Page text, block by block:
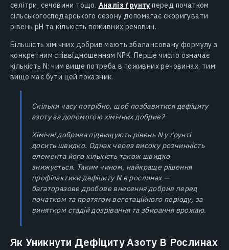
селітри, сечовини тощо. Аналіз ґрунту перед початком
сільськогосподарського сезону допомагає скоригувати
рівень pH та кількість поживних речовин.
Більшість хімічних добрив мають збалансовану формулу з
конкретним співвідношенням NPK. Перше число означає
кількість N: чим вище потреба в поживних речовинах, тим
вище має бути цей показник.
Скільки часу потрібно, щоб позбавитися дефіциту
азоту за допомогою хімічних добрив?
Хімічні добрива підвищують рівень N у ґрунті
досить швидко. Однак через високу розчинність
елемента його кількість також швидко
знижується. Таким чином, найкраще рішення
профілактики дефіциту N в рослинах —
багаторазове дробове внесення добрив перед
початком та протягом вегетаційного періоду, за
винятком стадій дозрівання та збирання врожаю.
Як Уникнути Дефіциту Азоту В Рослинах